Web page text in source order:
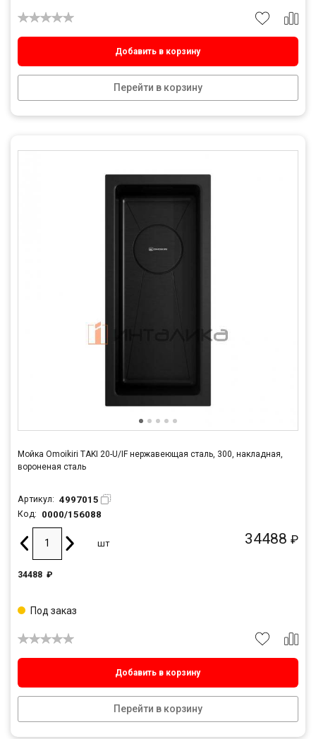
Добавить в корзину
Перейти в корзину
Мойка Omoikiri TAKI 20-U/IF нержавеющая сталь, 300, накладная,
вороненая сталь
Артикул: 4997015
Код: 0000/156088
34488 ₽
шт
34488 ₽
Добавить в корзину
Перейти в корзину
Под заказ